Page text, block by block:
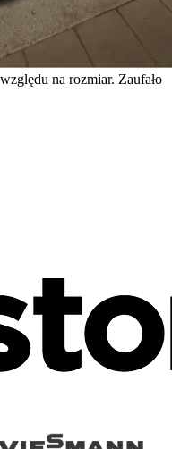
na rozmiar. Zaufało